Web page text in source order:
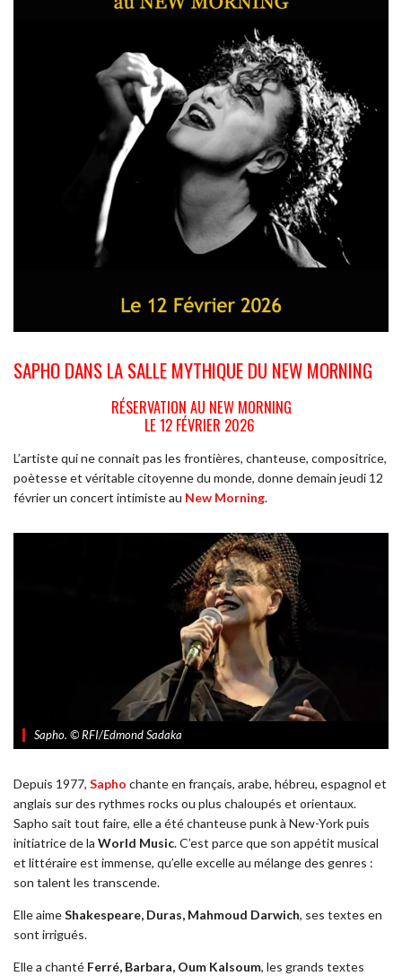
SAPHO DANS LA SALLE MYTHIQUE DU NEW MORNING
RÉSERVATION AU NEW MORNING
LE 12 FÉVRIER 2026
L’artiste qui ne connait pas les frontières, chanteuse, compositrice,
poètesse et véritable citoyenne du monde, donne demain jeudi 12
février un concert intimiste au New Morning.
Sapho. © RFI/Edmond Sadaka
Depuis 1977, Sapho chante en français, arabe, hébreu, espagnol et
anglais sur des rythmes rocks ou plus chaloupés et orientaux.
Sapho sait tout faire, elle a été chanteuse punk à New-York puis
initiatrice de la World Music. C’est parce que son appétit musical
et littéraire est immense, qu’elle excelle au mélange des genres :
son talent les transcende.
Elle aimeShakespeare, Duras, Mahmoud Darwich, ses textes en
sont irrigués.
Elle a chanté Ferré, Barbara, Oum Kalsoum, les grands textes